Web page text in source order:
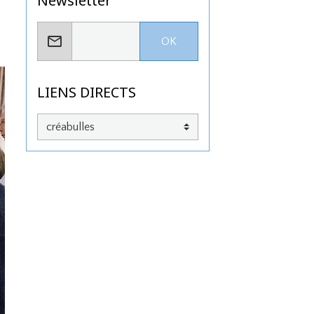
OK
LIENS DIRECTS